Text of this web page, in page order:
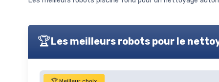
🏆Les meilleurs robots pour le